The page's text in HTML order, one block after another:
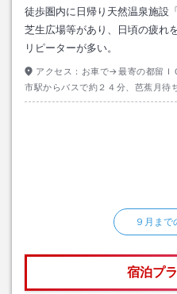
徒歩圏内に日帰り天然温泉施設
芝生広場等があり、日頃の疲れ
リピーターが多い。
アクセス： お車で→最寄の都留Ｉ
市駅からバスで約２４分、芭蕉月待
９月ま
宿泊プ